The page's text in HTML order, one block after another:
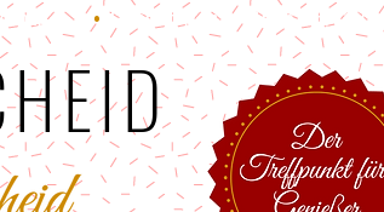
bonn.de • Geschäft: Mainzer Straße 186, 53179